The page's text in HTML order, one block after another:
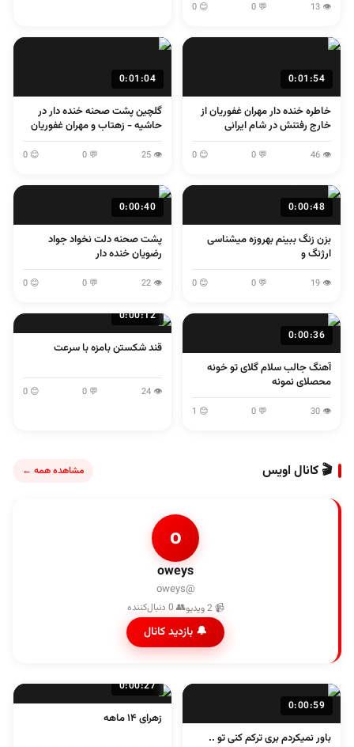
👁 13
💬 0
😊 0
0:01:54
خاطره خنده دار مهران غفوریان از
خارج رفتنش در شام ایرانی
👁 46
💬 0
😊 0
0:01:04
گلچین پشت صحنه خنده دار در
حاشیه - زهتاب و مهران غفوریان
👁 25
💬 0
😊 0
0:00:48
بزن زنگ ببینم بهروزه میشناسی
ارژنگ و
👁 19
💬 0
😊 0
0:00:40
پشت صحنه دلت نخواد جواد
رضویان خنده دار
👁 22
💬 0
😊 0
0:00:36
آهنگ جالب سلام گلای تو خونه
محصلای نمونه
👁 30
💬 0
😊 1
0:00:12
قند شکستن بامزه با سرعت
👁 24
💬 0
😊 0
🎬 کانال اویس مشاهده همه ←
o
oweys
@oweys
📹 2 ویدیو 👥 0 دنبال‌کننده
🔔 بازدید کانال
0:00:59
باور نمیکردم بری ترکم کنی تو ..
0:00:27
زهرای ۱۴ ماهه